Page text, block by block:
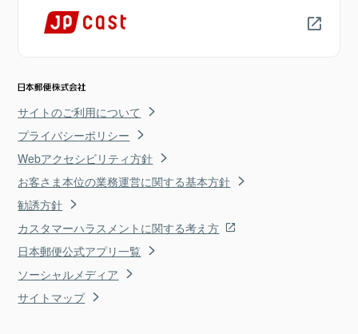
サイトのご利用について
プライバシーポリシー
Webアクセシビリティ方針
お客さま本位の業務運営に関する基本方針
勧誘方針
カスタマーハラスメントに関する考え方
日本郵便公式アプリ一覧
ソーシャルメディア
サイトマップ